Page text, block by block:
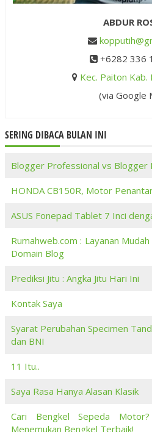
ABDUR
+6282 336
Kec. Paiton
(via Google
SERING DIBACA BULAN INI
Blogger Professional vs Blogger
HONDA CB150R, Motor
ASUS Fonepad Tablet 7 Inci
Rumahweb.com : Layanan
Domain Blog
Prediksi Jitu : Angka Jitu Hari Ini
Kontak Saya
Syarat Perubahan Specimen
dan BNI
11 Itu..
Saya Rasa Hanya Alasan Klasik
Cari Bengkel Sepeda
Menemukan Bengkel Terbaik!